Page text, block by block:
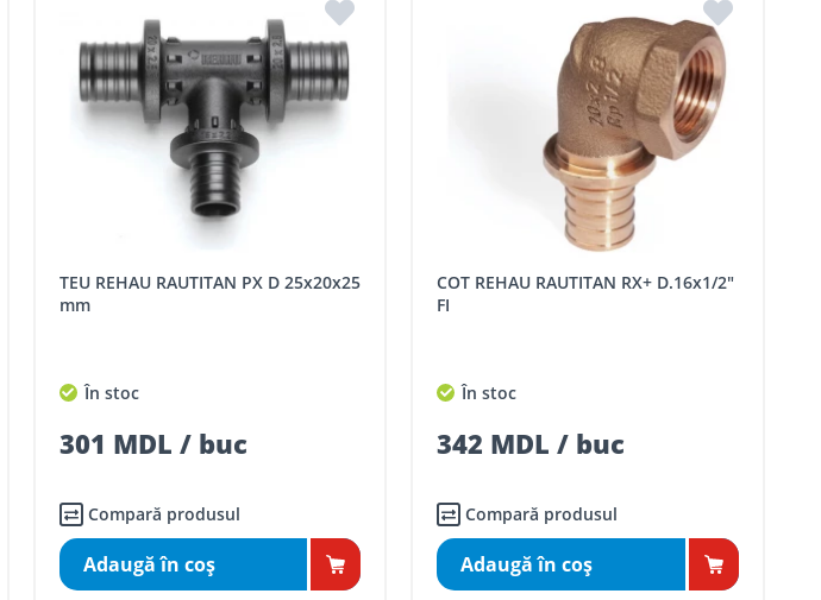
TEU REHAU RAUTITAN PX D 25x20x25
mm
În stoc
301 MDL / buc
Compară produsul
Adaugă în coş
COT REHAU RAUTITAN RX+ D.16x1/2"
FI
În stoc
342 MDL / buc
Compară produsul
Adaugă în coş